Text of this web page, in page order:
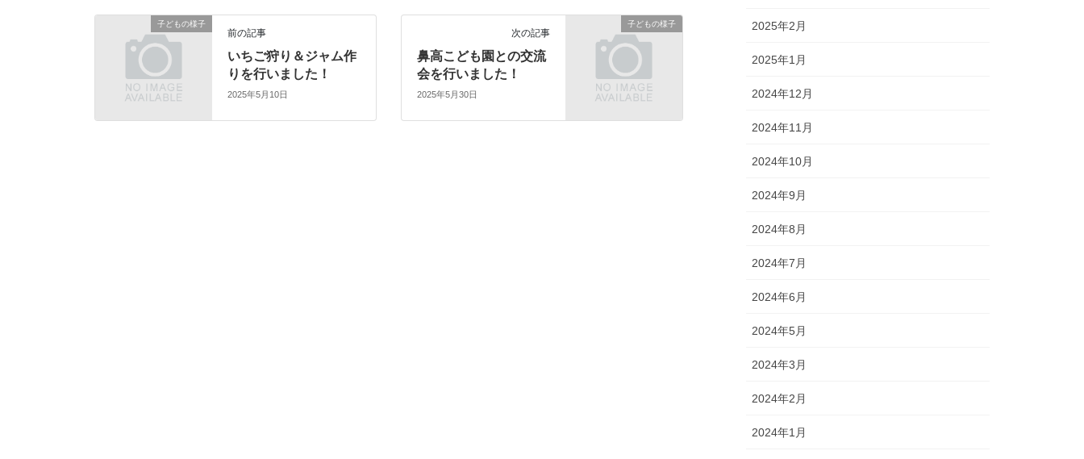
子どもの様子
前の記事
いちご狩り＆ジャム作
りを行いました！
2025年5月10日
子どもの様子
次の記事
鼻高こども園との交流
会を行いました！
2025年5月30日
2025年2月
2025年1月
2024年12月
2024年11月
2024年10月
2024年9月
2024年8月
2024年7月
2024年6月
2024年5月
2024年3月
2024年2月
2024年1月